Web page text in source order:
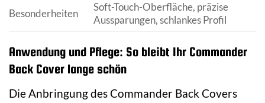
Besonderheiten
Soft-Touch-Oberfläche, präzise
Aussparungen, schlankes Profil
Anwendung und Pflege: So bleibt Ihr Commander
Back Cover lange schön
Die Anbringung des Commander Back Covers